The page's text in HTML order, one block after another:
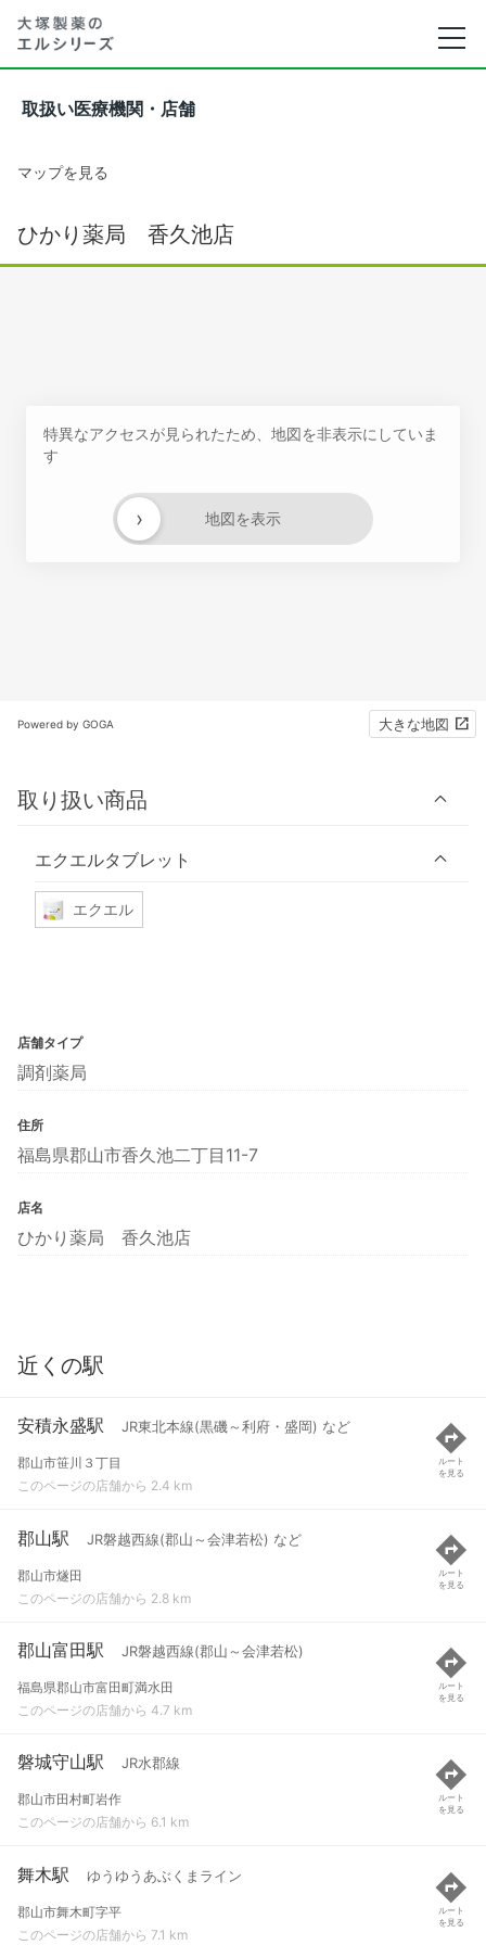
取扱い医療機関・店舗
マップを見る
ひかり薬局 香久池店
特異なアクセスが見られたため、地図を非表示にしていま
す
地図を表示
›
Powered by GOGA 大きな地図
取り扱い商品
エクエルタブレット
エクエル
店舗タイプ
調剤薬局
住所
福島県郡山市香久池二丁目11-7
店名
ひかり薬局 香久池店
近くの駅
安積永盛駅 JR東北本線(黒磯～利府・盛岡) など
郡山市笹川３丁目
このページの店舗から 2.4 km
ルート
を見る
郡山駅 JR磐越西線(郡山～会津若松) など
郡山市燧田
このページの店舗から 2.8 km
ルート
を見る
郡山富田駅 JR磐越西線(郡山～会津若松)
福島県郡山市富田町満水田
このページの店舗から 4.7 km
ルート
を見る
磐城守山駅 JR水郡線
郡山市田村町岩作
このページの店舗から 6.1 km
ルート
を見る
舞木駅 ゆうゆうあぶくまライン
郡山市舞木町字平
このページの店舗から 7.1 km
ルート
を見る